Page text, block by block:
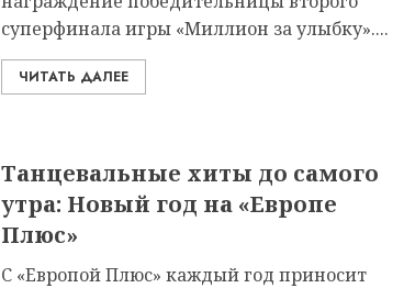
суперфинала игры «Миллион за улыбку»....
ЧИТАТЬ ДАЛЕЕ
Танцевальные хиты до самого
утра: Новый год на «Европе
Плюс»
С «Европой Плюс» каждый год приносит